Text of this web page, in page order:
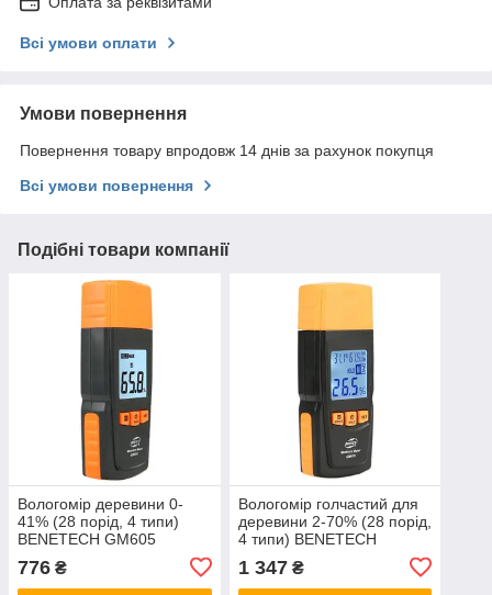
Всі умови оплати
Умови повернення
Повернення товару впродовж 14 днів за рахунок покупця
Всі умови повернення
Подібні товари компанії
Вологомір деревини 0-
41% (28 порід, 4 типи)
BENETECH GM605
776 ₴
Вологомір голчастий для
деревини 2-70% (28 порід,
4 типи) BENETECH
1 347₴